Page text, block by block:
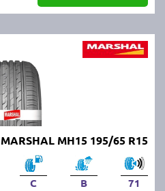
MH15 195/65 R15
C B 71